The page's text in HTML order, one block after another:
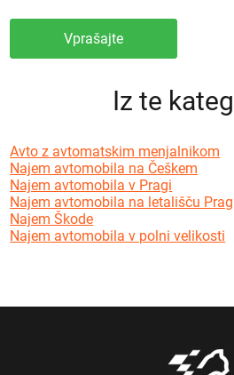
Vprašajte
Iz te
Avto z avtomatskim menjalnikom
Najem avtomobila na Češkem
Najem avtomobila v Pragi
Najem avtomobila na letališču
Najem Škode
Najem avtomobila v polni velikosti